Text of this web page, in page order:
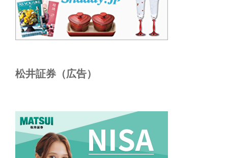
松井証券（広告）